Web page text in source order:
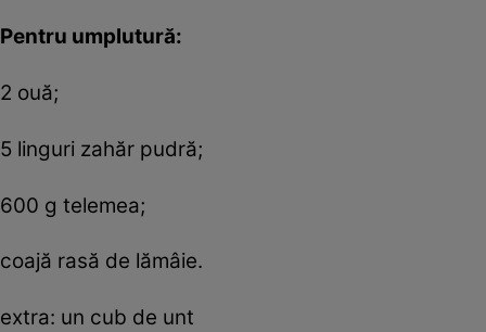
Pentru umplutură:
2 ouă;
5 linguri zahăr pudră;
600 g telemea;
coajă rasă de lămâie.
extra: un cub de unt